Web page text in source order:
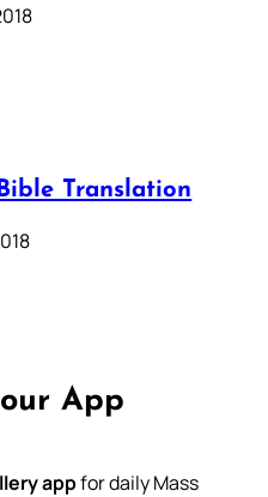
Translation
App
appfor daily Mass